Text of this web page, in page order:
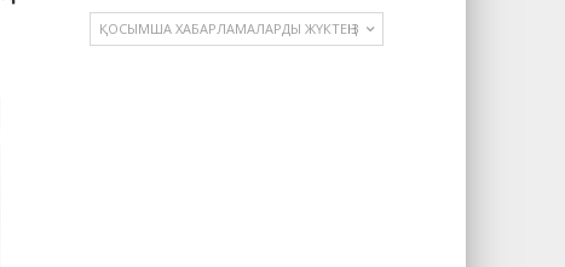
ҚОСЫМША ХАБАРЛАМАЛАРДЫ ЖҮКТЕҢІЗ